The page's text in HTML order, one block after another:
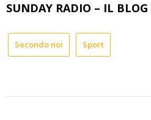
SUNDAY RADIO – IL BLOG
Secondo noi Sport